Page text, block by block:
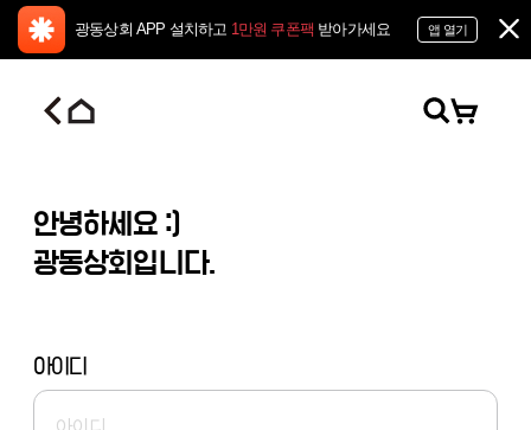
광동상회 APP 설치하고 1만원 쿠폰팩 받아가세요 앱 열기
안녕하세요 :)
광동상회입니다.
아이디